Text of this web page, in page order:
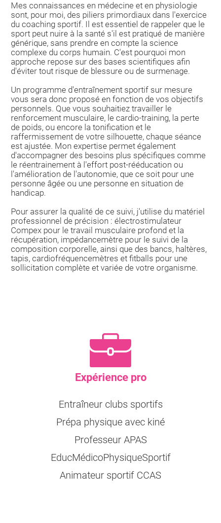
Mes connaissances en médecine et en physiologie
sont, pour moi, des piliers primordiaux dans l'exercice
du coaching sportif. Il est essentiel de rappeler que le
sport peut nuire à la santé s'il est pratiqué de manière
générique, sans prendre en compte la science
complexe du corps humain. C'est pourquoi mon
approche repose sur des bases scientifiques afin
d'éviter tout risque de blessure ou de surmenage.
Un programme d'entraînement sportif sur mesure
vous sera donc proposé en fonction de vos objectifs
personnels. Que vous souhaitiez travailler le
renforcement musculaire, le cardio-training, la perte
de poids, ou encore la tonification et le
raffermissement de votre silhouette, chaque séance
est ajustée. Mon expertise permet également
d'accompagner des besoins plus spécifiques comme
le réentrainement à l'effort post-rééducation ou
l'amélioration de l'autonomie, que ce soit pour une
personne âgée ou une personne en situation de
handicap.
Pour assurer la qualité de ce suivi, j'utilise du matériel
professionnel de précision : électrostimulateur
Compex pour le travail musculaire profond et la
récupération, impédancemètre pour le suivi de la
composition corporelle, ainsi que des bancs, haltères,
tapis, cardiofréquencemètres et fitballs pour une
sollicitation complète et variée de votre organisme.
Expérience pro
Entraîneur clubs sportifs
Prépa physique avec kiné
Professeur APAS
EducMédicoPhysiqueSportif
Animateur sportif CCAS